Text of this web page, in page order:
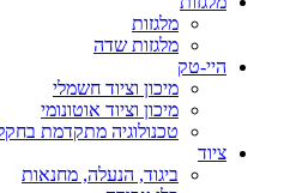
מלגזות
מלגזות שדה
היי-טק
מיכון וציוד חשמלי
מיכון וציוד אוטונומי
טכנולוגיה מתקדמת
ציוד
ביגוד, הנעלה, מחנאות